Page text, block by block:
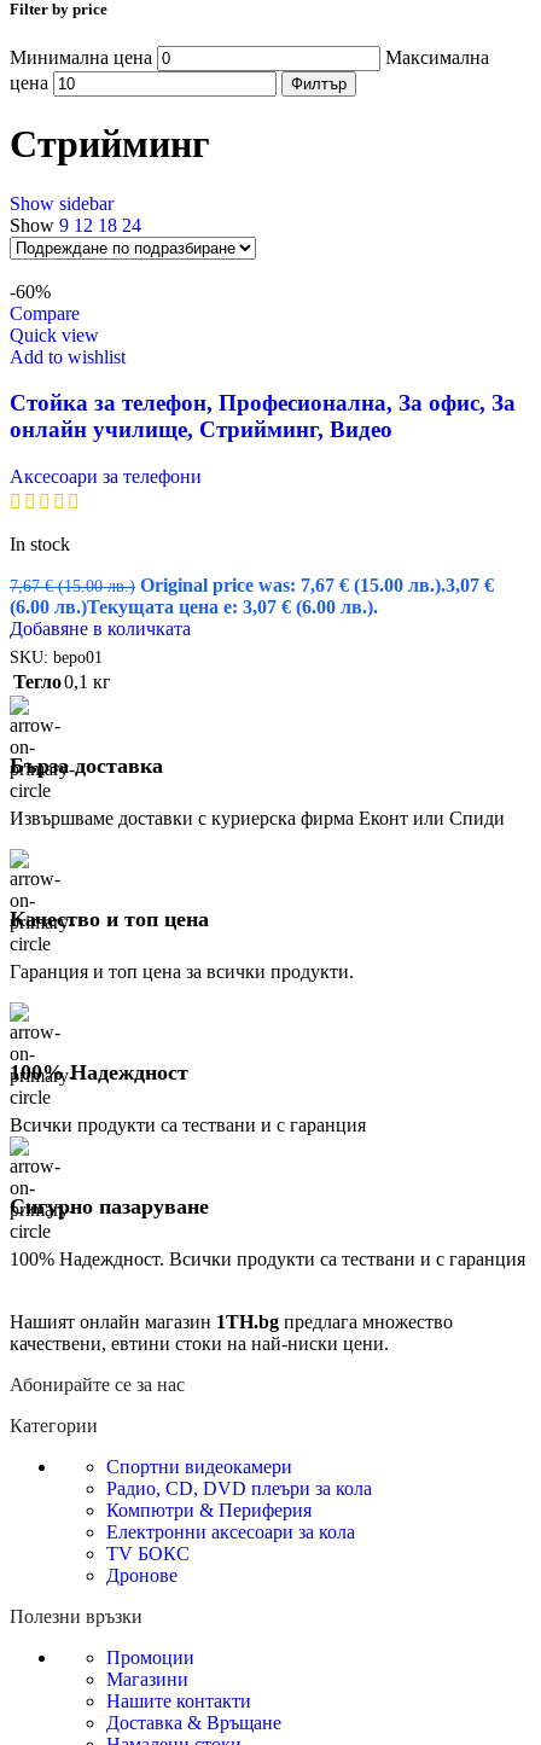
Filter by price
Минимална цена
Максимална
цена
Филтър
Стрийминг
Show sidebar
Show 9 12 18 24
-60%
Compare
Quick view
Add to wishlist
Стойка за телефон, Професионална, За офис, За
онлайн училище, Стрийминг, Видео
Аксесоари за телефони
In stock
7,67€ (15.00 лв.) Original price was: 7,67 € (15.00 лв.).3,07 €
(6.00 лв.)Текущата цена е: 3,07 € (6.00 лв.).
Добавяне в количката
SKU: bepo01
Тегло0,1 кг
Бърза доставка
Извършваме доставки с куриерска фирма Еконт или Спиди
Качество и топ цена
Гаранция и топ цена за всички продукти.
100% Надеждност
Всички продукти са тествани и с гаранция
Сигурно пазаруване
100% Надеждност. Всички продукти са тествани и с гаранция
Нашият онлайн магазин 1TH.bg предлага множество
качествени, евтини стоки на най-ниски цени.
Абонирайте се за нас
Категории
Спортни видеокамери
Радио, CD, DVD плеъри за кола
Компютри & Периферия
Електронни аксесоари за кола
TV БОКС
Дронове
Полезни връзки
Промоции
Магазини
Нашите контакти
Доставка & Връщане